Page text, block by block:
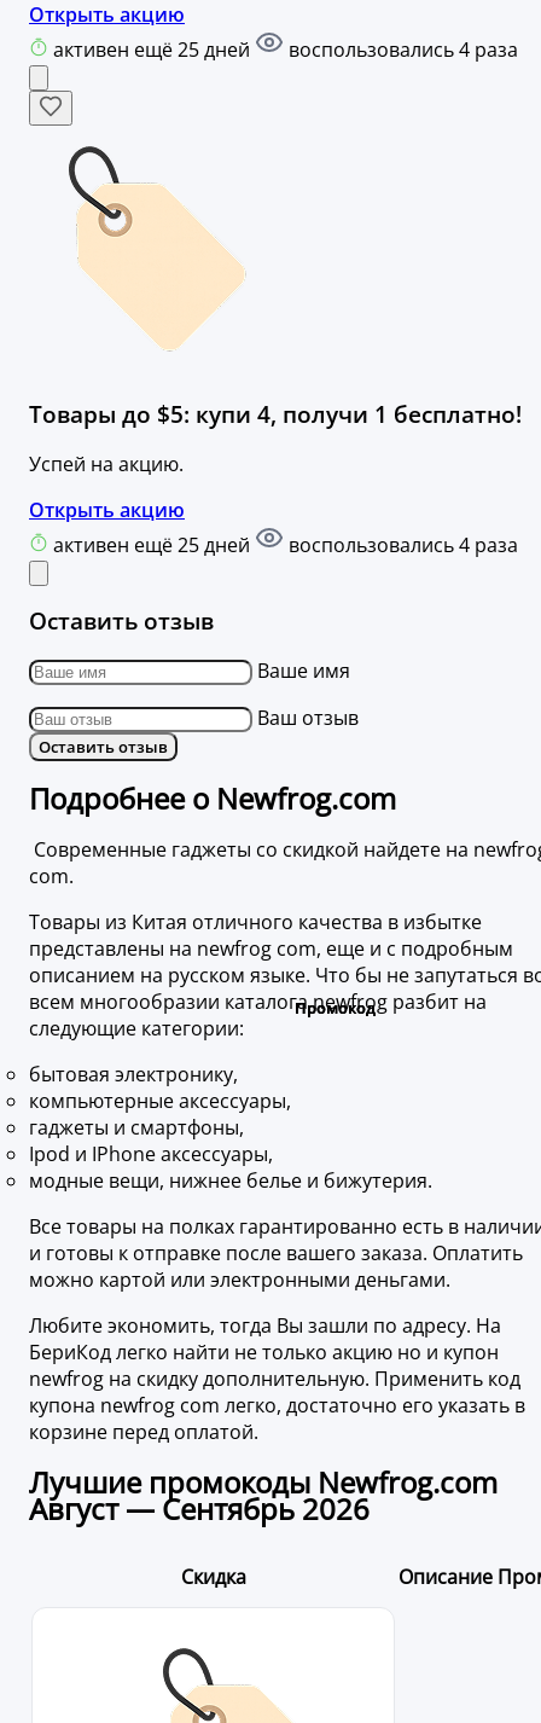
Открыть акцию
активен ещё 25 дней
воспользовались 4 раза
Товары до $5: купи 4, получи 1 бесплатно!
Успей на акцию.
Открыть акцию
активен ещё 25 дней
воспользовались 4 раза
Оставить отзыв
Ваше имя
Ваш отзыв
Оставить отзыв
Подробнее о Newfrog.com
Современные гаджеты со скидкой найдете на
com.
Товары из Китая отличного качества в избытке
представлены на newfrog com, еще и с подробным
описанием на русском языке. Что бы не запутаться
всем многообразии каталога newfrog разбит на
следующие категории:
бытовая электронику,
компьютерные аксессуары,
гаджеты и смартфоны,
Ipod и IPhone аксессуары,
модные вещи, нижнее белье и бижутерия.
Все товары на полках гарантированно есть в
и готовы к отправке после вашего заказа. Оплатить
можно картой или электронными деньгами.
Любите экономить, тогда Вы зашли по адресу. На
БериКод легко найти не только акцию но и купон
newfrog на скидку дополнительную. Применить код
купона newfrog com легко, достаточно его указать в
корзине перед оплатой.
Лучшие промокоды Newfrog.com
Август — Сентябрь 2026
Скидка Описание